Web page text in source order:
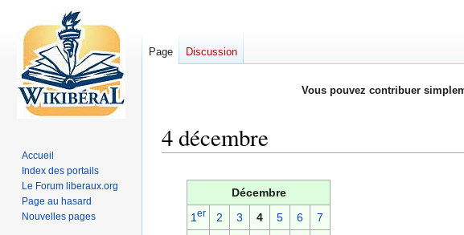
Vous pouvez contribuer
4 décembre
navigation
recherche
Décembre
1er 2 3 4 5 6
7
Page Discussion
Accueil
Index des portails
Le Forum liberaux.org
Page au hasard
Nouvelles pages